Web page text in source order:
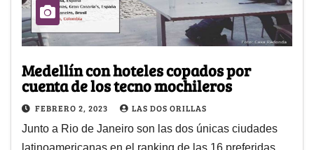
Medellín con hoteles copados por
cuenta de los tecno mochileros
FEBRERO 2, 2023 LAS DOS ORILLAS
Junto a Rio de Janeiro son las dos únicas ciudades